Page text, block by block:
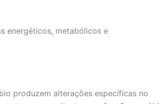
energéticos, metabólicos e
produzem alterações específicas no